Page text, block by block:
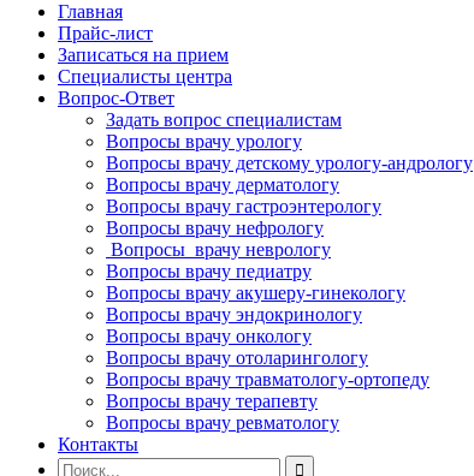
Главная
Прайс-лист
Записаться на прием
Специалисты центра
Вопрос-Ответ
Задать вопрос специалистам
Вопросы врачу урологу
Вопросы врачу детскому урологу-андрологу
Вопросы врачу дерматологу
Вопросы врачу гастроэнтерологу
Вопросы врачу нефрологу
Вопросы врачу неврологу
Вопросы врачу педиатру
Вопросы врачу акушеру-гинекологу
Вопросы врачу эндокринологу
Вопросы врачу онкологу
Вопросы врачу отоларингологу
Вопросы врачу травматологу-ортопеду
Вопросы врачу терапевту
Вопросы врачу ревматологу
Контакты